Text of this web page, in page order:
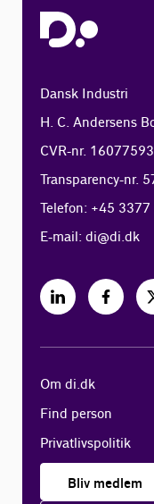
Dansk Industri
H. C. Andersens
CVR-nr. 16077593
Transparency-nr.
Telefon: +45
E-mail:di@di.dk
Om di.dk
Find person
Privatlivspolitik
Bliv medlem